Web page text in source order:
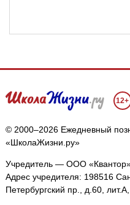
12+
© 2000–2026 Ежедневный
«ШколаЖизни.ру»
Учредитель — ООО
Адрес учредителя: 198516
Петербургский пр., д.60,